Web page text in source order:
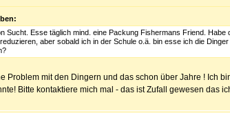
Sucht. Esse täglich mind. eine Packung Fishermans Friend.
aber sobald ich in der Schule o.ä. bin esse ich die
Problem mit den Dingern und das schon über Jahre ! Ich
Bitte kontaktiere mich mal - das ist Zufall gewesen